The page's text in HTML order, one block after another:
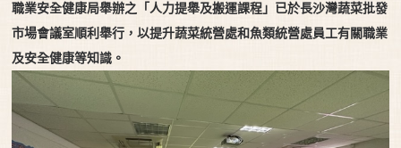
職業安全健康局舉辦之「人力提舉及搬運課程」已於長沙灣蔬菜批發
市場會議室順利舉行，以提升蔬菜統營處和魚類統營處員工有關職業
及安全健康等知識。